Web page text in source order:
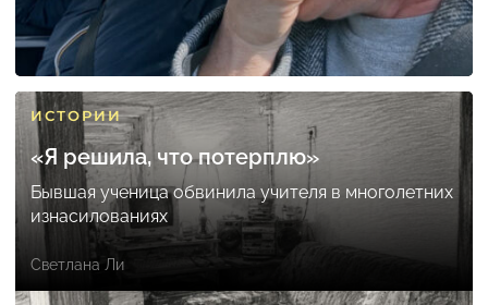
ИСТОРИИ
«Я решила, что потерплю»
Бывшая ученица обвинила учителя в многолетних
изнасилованиях
Светлана Ли